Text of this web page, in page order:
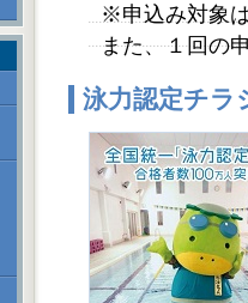
※申込み対象
また、１回の
泳力認定チラ